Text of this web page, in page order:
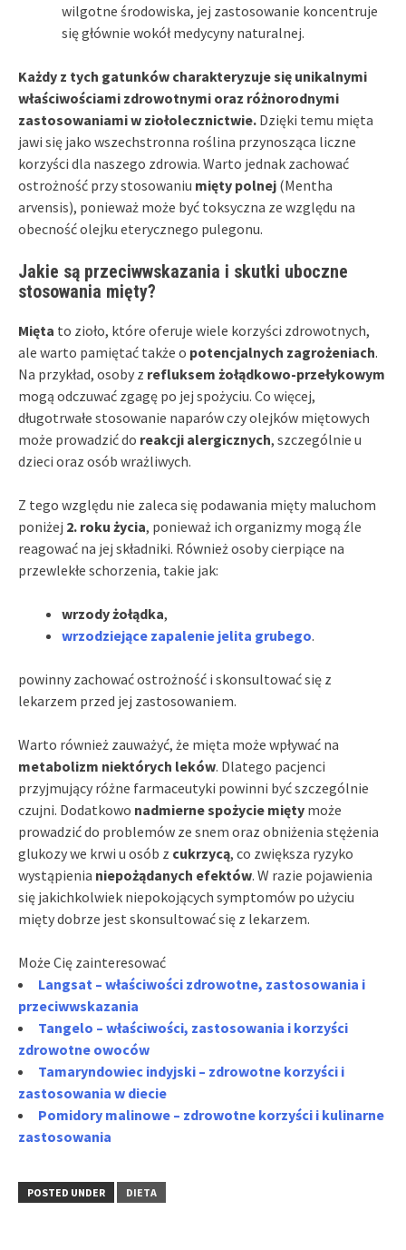
wilgotne środowiska, jej zastosowanie koncentruje
się głównie wokół medycyny naturalnej.
Każdy z tych gatunków charakteryzuje się unikalnymi
właściwościami zdrowotnymi oraz różnorodnymi
zastosowaniami w ziołolecznictwie. Dzięki temu mięta
jawi się jako wszechstronna roślina przynosząca liczne
korzyści dla naszego zdrowia. Warto jednak zachować
ostrożność przy stosowaniu mięty polnej (Mentha
arvensis), ponieważ może być toksyczna ze względu na
obecność olejku eterycznego pulegonu.
Jakie są przeciwwskazania i skutki uboczne
stosowania mięty?
Mięta to zioło, które oferuje wiele korzyści zdrowotnych,
ale warto pamiętać także o potencjalnych zagrożeniach.
Na przykład, osoby z refluksem żołądkowo-przełykowym
mogą odczuwać zgagę po jej spożyciu. Co więcej,
długotrwałe stosowanie naparów czy olejków miętowych
może prowadzić do reakcji alergicznych, szczególnie u
dzieci oraz osób wrażliwych.
Z tego względu nie zaleca się podawania mięty maluchom
poniżej 2. roku życia, ponieważ ich organizmy mogą źle
reagować na jej składniki. Również osoby cierpiące na
przewlekłe schorzenia, takie jak:
wrzody żołądka,
wrzodziejące zapalenie jelita grubego.
powinny zachować ostrożność i skonsultować się z
lekarzem przed jej zastosowaniem.
Warto również zauważyć, że mięta może wpływać na
metabolizm niektórych leków. Dlatego pacjenci
przyjmujący różne farmaceutyki powinni być szczególnie
czujni. Dodatkowo nadmierne spożycie mięty może
prowadzić do problemów ze snem oraz obniżenia stężenia
glukozy we krwi u osób z cukrzycą, co zwiększa ryzyko
wystąpienia niepożądanych efektów. W razie pojawienia
się jakichkolwiek niepokojących symptomów po użyciu
mięty dobrze jest skonsultować się z lekarzem.
Może Cię zainteresować
Langsat – właściwości zdrowotne, zastosowania i
przeciwwskazania
Tangelo – właściwości, zastosowania i korzyści
zdrowotne owoców
Tamaryndowiec indyjski – zdrowotne korzyści i
zastosowania w diecie
Pomidory malinowe – zdrowotne korzyści i kulinarne
zastosowania
POSTED UNDER DIETA